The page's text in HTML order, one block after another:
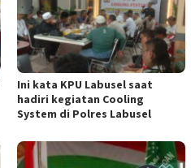
Ini kata KPU Labusel saat
hadiri kegiatan Cooling
System di Polres Labusel